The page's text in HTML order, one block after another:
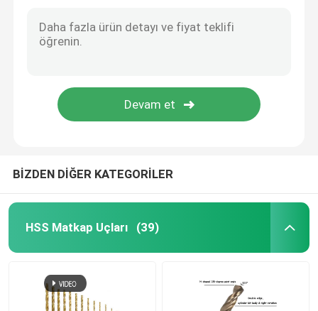
BİZDEN DİĞER KATEGORİLER
HSS Matkap Uçları (39)